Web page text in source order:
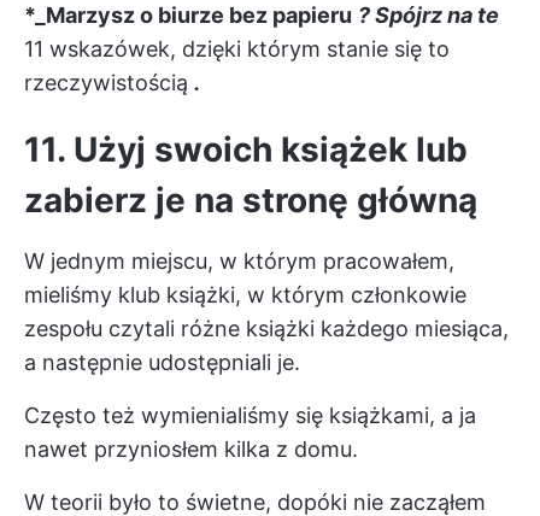
*_Marzysz o biurze bez papieru ? Spójrz na te
11 wskazówek, dzięki którym stanie się to
rzeczywistością .
11. Użyj swoich książek lub
zabierz je na stronę główną
W jednym miejscu, w którym pracowałem,
mieliśmy klub książki, w którym członkowie
zespołu czytali różne książki każdego miesiąca,
a następnie udostępniali je.
Często też wymienialiśmy się książkami, a ja
nawet przyniosłem kilka z domu.
W teorii było to świetne, dopóki nie zacząłem